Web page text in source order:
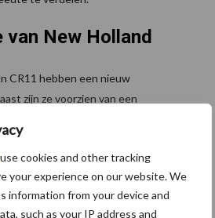
use cookies and other tracking
your experience on our website. We
information from your device and
such as your IP address and
van New Holland
CR11 hebben een nieuw
zijn ze voorzien van een
Ook bevat het meerdere
vereenvoudigd door opname van twee
touchscreen. De primaire monitor op
beheer en bewaking van de